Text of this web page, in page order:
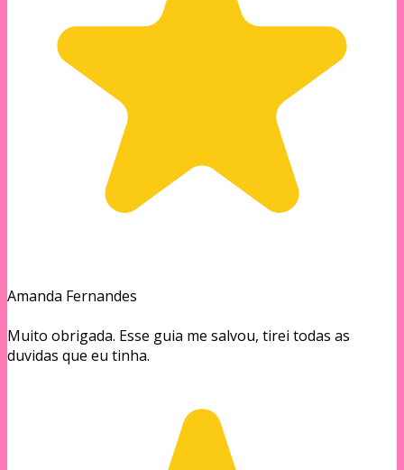
Amanda Fernandes
Muito obrigada. Esse guia me salvou, tirei todas as
duvidas que eu tinha.